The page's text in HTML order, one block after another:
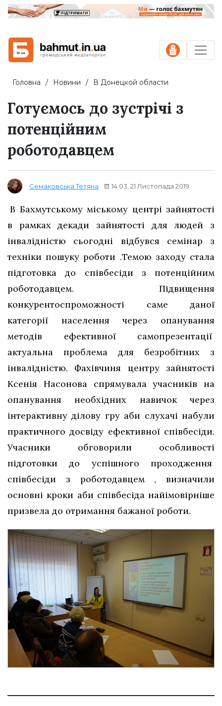
Головна Новини В Донецкой области
Готуємось до зустрічі з
потенційним
роботодавцем
Семаковська Тетяна 14:03, 21 Листопада 2019
В Бахмутському міському центрі зайнятості
в рамках декади зайнятості для людей з
інвалідністю сьогодні відбувся семінар з
техніки пошуку роботи .Темою заходу стала
підготовка до співбесіди з потенційним
роботодавцем. Підвищення
конкурентоспроможності саме даної
категорії населення через опанування
методів ефективної самопрезентації
актуальна проблема для безробітних з
інвалідністю. Фахівчиня центру зайнятості
Ксенія Насонова спрямувала учасників на
опанування необхідних навичок через
інтерактивну ділову гру аби слухачі набули
практичного досвіду ефективної співбесіди.
Учасники обговорили особливості
підготовки до успішного проходження
співбесіди з роботодавцем , визначили
основні кроки аби співбесіда найімовірніше
призвела до отримання бажаної роботи.